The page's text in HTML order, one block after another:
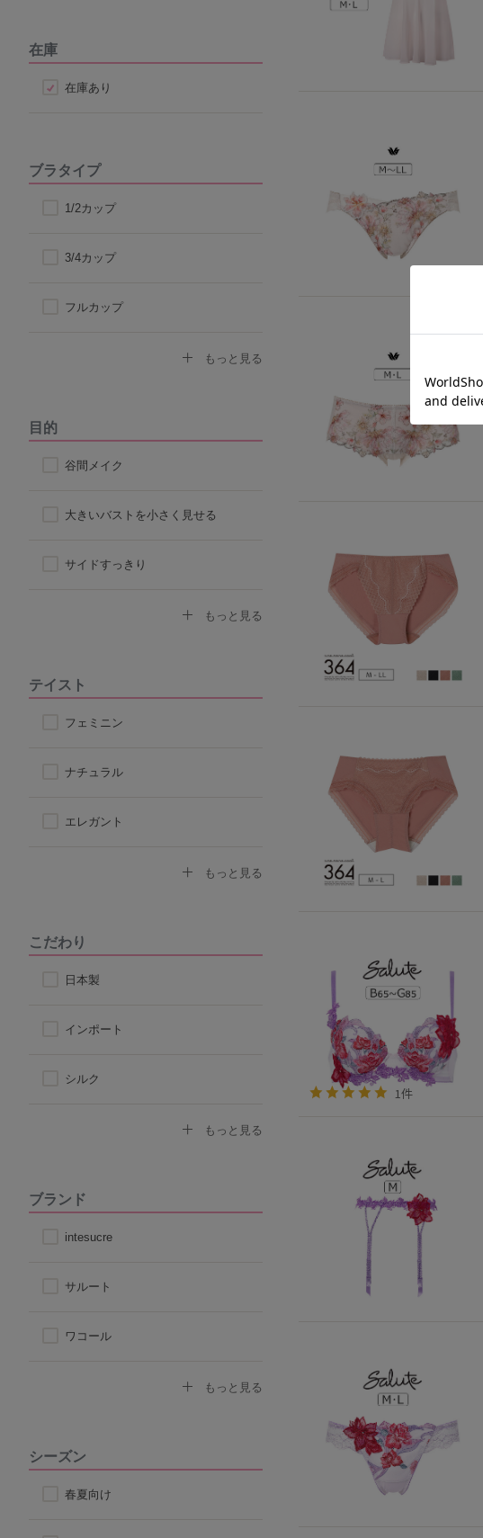
在庫
在庫あり
ブラタイプ
1/2カップ
3/4カップ
フルカップ
4/5カップ
もっと見る
目的
谷間メイク
大きいバストを小さく見せる
サイドすっきり
ストラップレス
もっと見る
テイスト
フェミニン
ナチュラル
エレガント
もっと見る
こだわり
日本製
インポート
シルク
もっと見る
ブランド
intesucre
サルート
ワコール
もっと見る
シーズン
春夏向け
1件